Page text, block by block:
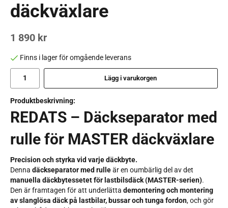
däckväxlare
1 890 kr
Finns i lager för omgående leverans
Lägg i varukorgen
Produktbeskrivning:
REDATS – Däckseparator med
rulle för MASTER däckväxlare
Precision och styrka vid varje däckbyte.
Denna däckseparator med rulleär en oumbärlig del av det
manuella däckbytessetet för lastbilsdäck (MASTER-serien).
Den är framtagen för att underlätta demontering och montering
av slanglösa däck på lastbilar, bussar och tunga fordon, och gör